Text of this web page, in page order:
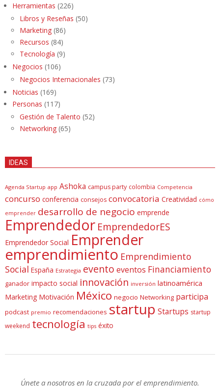
Herramientas (226)
Libros y Reseñas (50)
Marketing (86)
Recursos (84)
Tecnología (9)
Negocios (106)
Negocios Internacionales (73)
Noticias (169)
Personas (117)
Gestión de Talento (52)
Networking (65)
IDEAS
Agenda Startup app Ashoka campus party colombia Competencia
concurso conferencia consejos convocatoria Creatividad cómo
emprender desarrollo de negocio emprende
Emprendedor EmprendedorES
Emprendedor Social Emprender
emprendimiento Emprendimiento
Social España Estrategia evento eventos Financiamiento
ganador impacto social innovación inversión latinoamérica
Marketing Motivación México negocio Networking participa
podcast premio recomendaciones startup Startups startup
weekend tecnología tips éxito
Únete a nosotros en la cruzada por el emprendimiento.